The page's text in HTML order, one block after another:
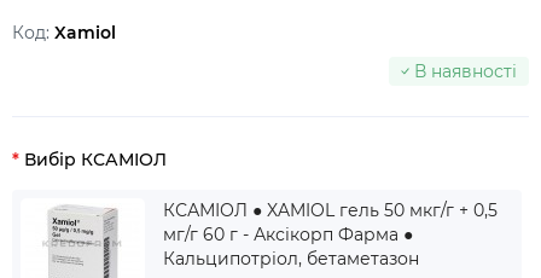
Код: Xamiol
В наявності
Вибір КСАМІОЛ
КСАМІОЛ ● XAMIOL гель 50 мкг/г + 0,5
мг/г 60 г - Аксікорп Фарма ●
Кальципотріол, бетаметазон